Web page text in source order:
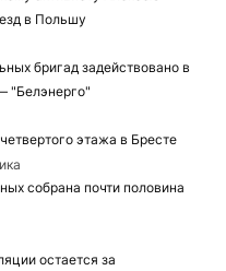
в Польшу
бригад задействовано в
"Белэнерго"
этажа в Бресте
собрана почти половина
остается за